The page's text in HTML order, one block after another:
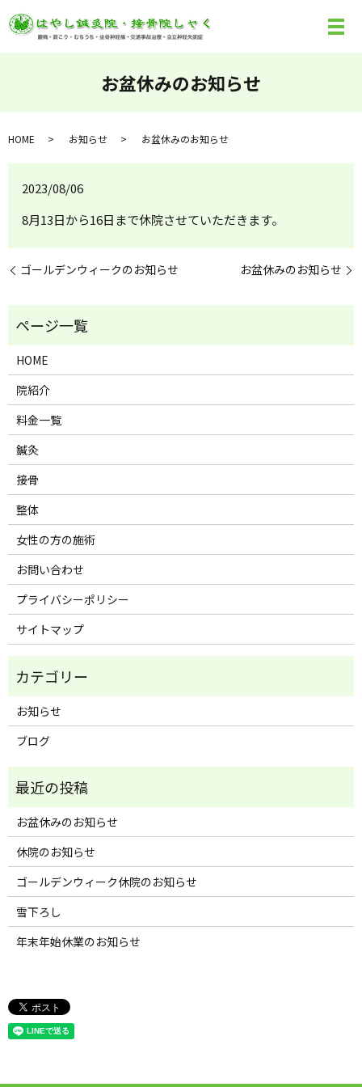
お盆休みのお知らせ
HOME お知らせ お盆休みのお知らせ
2023/08/06
8月13日から16日まで休院させていただきます。
ゴールデンウィークのお知らせ お盆休みのお知らせ
HOME
院紹介
料金一覧
鍼灸
接骨
整体
女性の方の施術
お問い合わせ
プライバシーポリシー
サイトマップ
お知らせ
ブログ
お盆休みのお知らせ
休院のお知らせ
ゴールデンウィーク休院のお知らせ
雪下ろし
年末年始休業のお知らせ